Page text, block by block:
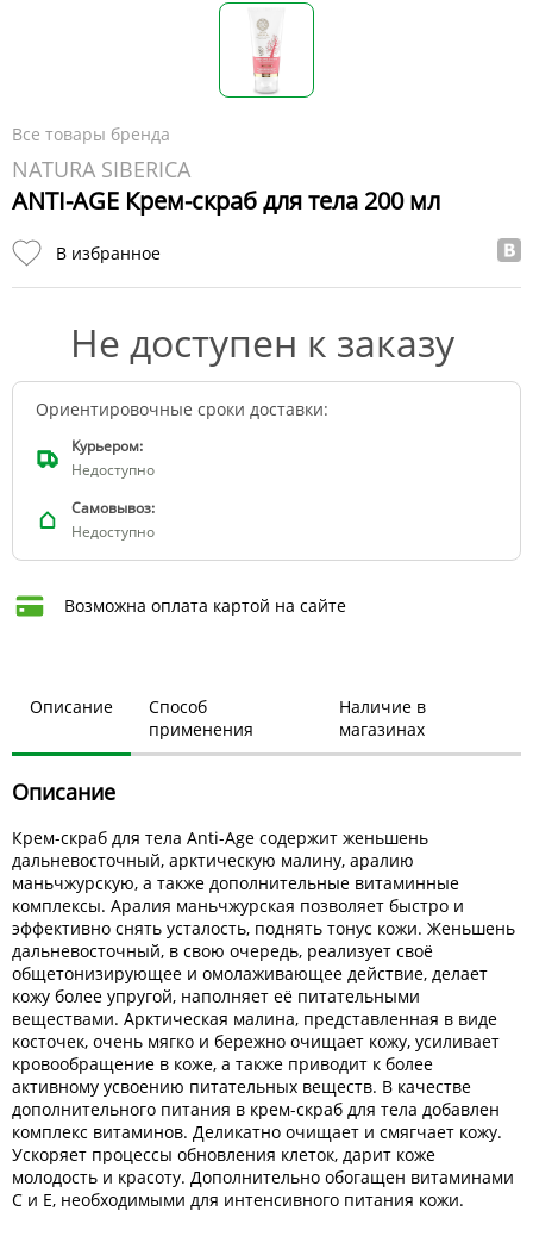
Все товары бренда
NATURA SIBERICA
ANTI-AGE Крем-скраб для тела 200 мл
В избранное
Не доступен к заказу
Ориентировочные сроки доставки:
Курьером:
Недоступно
Самовывоз:
Недоступно
Возможна оплата картой на сайте
Описание
Способ
применения
Наличие в
магазинах
Описание
Крем-скраб для тела Anti-Age содержит женьшень
дальневосточный, арктическую малину, аралию
маньчжурскую, а также дополнительные витаминные
комплексы. Аралия маньчжурская позволяет быстро и
эффективно снять усталость, поднять тонус кожи. Женьшень
дальневосточный, в свою очередь, реализует своё
общетонизирующее и омолаживающее действие, делает
кожу более упругой, наполняет её питательными
веществами. Арктическая малина, представленная в виде
косточек, очень мягко и бережно очищает кожу, усиливает
кровообращение в коже, а также приводит к более
активному усвоению питательных веществ. В качестве
дополнительного питания в крем-скраб для тела добавлен
комплекс витаминов. Деликатно очищает и смягчает кожу.
Ускоряет процессы обновления клеток, дарит коже
молодость и красоту. Дополнительно обогащен витаминами
С и Е, необходимыми для интенсивного питания кожи.